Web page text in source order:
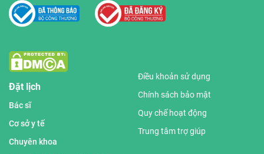
Đặt lịch
Bác sĩ
Cơ sở y tế
Chuyên khoa
Điều khoản sử dụng
Chính sách bảo mật
Quy chế hoạt động
Trung tâm trợ giúp